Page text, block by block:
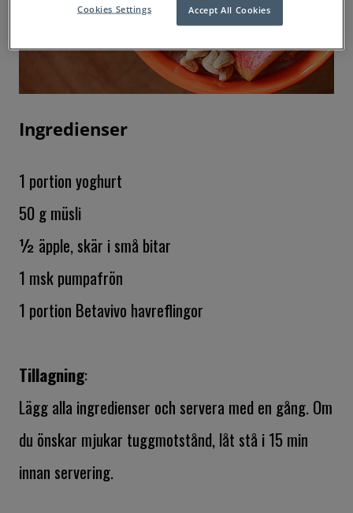
Ingredienser
1 portion yoghurt
50 g müsli
½ äpple, skär i små bitar
1 msk pumpafrön
1 portion Betavivo havreflingor
Tillagning:
Lägg alla ingredienser och servera med en gång. Om
du önskar mjukar tuggmotstånd, låt stå i 15 min
innan servering.
Accept All Cookies
Cookies Settings